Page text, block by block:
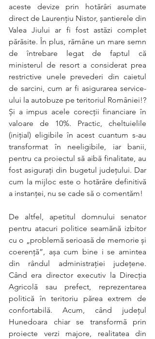
aceste devize prin hotărâri asumate
direct de Laurențiu Nistor, șantierele din
Valea Jiului ar fi fost astăzi complet
părăsite. În plus, rămâne un mare semn
de întrebare legat de faptul că
ministerul de resort a considerat prea
restrictive unele prevederi din caietul
de sarcini, cum ar fi asigurarea service-
ului la autobuze pe teritoriul României!?
Și a impus acele corecții financiare în
valoare de 10%. Practic, cheltuielile
(inițial) eligibile în acest cuantum s-au
transformat în neeligibile, iar banii,
pentru ca proiectul să aibă finalitate, au
fost asigurați din bugetul județului. Dar
cum la mijloc este o hotărâre definitivă
a instanței, nu se cade să o comentăm!
De altfel, apetitul domnului senator
pentru atacuri politice seamănă izbitor
cu o „problemă serioasă de memorie și
coerență”, așa cum bine i se amintea
din rândul administrației județene.
Când era director executiv la Direcția
Agricolă sau prefect, reprezentarea
politică în teritoriu părea extrem de
confortabilă. Acum, când județul
Hunedoara chiar se transformă prin
proiecte verzi majore, realitatea din